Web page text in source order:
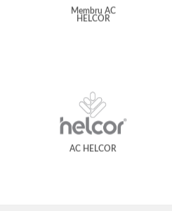
Membru AC
HELCOR
AC HELCOR